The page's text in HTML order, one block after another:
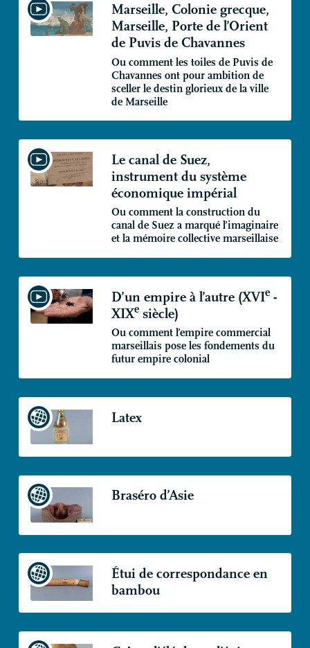
Marseille, Colonie grecque,
Marseille, Porte de l’Orient
de Puvis de Chavannes
Ou comment les toiles de Puvis de
Chavannes ont pour ambition de
sceller le destin glorieux de la ville
de Marseille
Le canal de Suez,
instrument du système
économique impérial
Ou comment la construction du
canal de Suez a marqué l’imaginaire
et la mémoire collective marseillaise
D’un empire à l’autre (XVIe-
XIXesiècle)
Ou comment l’empire commercial
marseillais pose les fondements du
futur empire colonial
Latex
Braséro d’Asie
Étui de correspondance en
bambou